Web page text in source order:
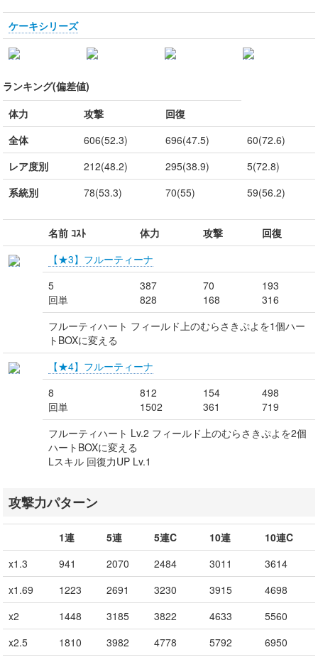
ケーキシリーズ
ランキング(偏差値)
体力
攻撃
回復
全体
606(52.3) 696(47.5)
60(72.6)
レア度別
212(48.2) 295(38.9)
5(72.8)
系統別
78(53.3) 70(55) 59(56.2)
名前 ｺｽﾄ 体力 攻撃
回復
【★3】フルーティーナ
5
回単
387
828
70
168
193
316
フルーティハート フィールド上のむらさきぷよを1個ハー
トBOXに変える
【★4】フルーティーナ
8
回単
812
1502
154
361
498
719
フルーティハート Lv.2 フィールド上のむらさきぷよを2個
ハートBOXに変える
Lスキル 回復力UP Lv.1
攻撃力パターン
1連 5連 5連C 10連
10連C
x1.3
941 2070 2484 3011
3614
x1.69
1223 2691 3230 3915
4698
x2
1448 3185 3822 4633
5560
x2.5
1810 3982 4778 5792
6950